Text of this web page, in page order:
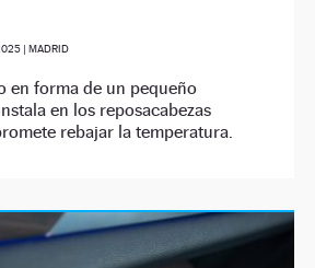
| MADRID
en forma de un pequeño
en los reposacabezas
rebajar la temperatura.